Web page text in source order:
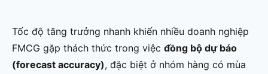
Tốc độ tăng trưởng nhanh khiến nhiều doanh nghiệp
FMCG gặp thách thức trong việc đồng bộ dự báo
(forecast accuracy), đặc biệt ở nhóm hàng có mùa